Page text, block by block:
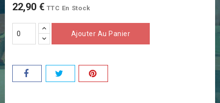
22,90 € TTC En Stock
Ajouter Au Panier